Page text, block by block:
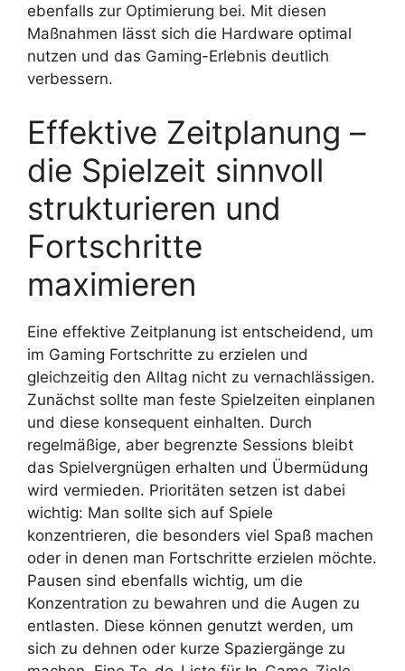
ebenfalls zur Optimierung bei. Mit diesen
Maßnahmen lässt sich die Hardware optimal
nutzen und das Gaming-Erlebnis deutlich
verbessern.
Effektive Zeitplanung –
die Spielzeit sinnvoll
strukturieren und
Fortschritte
maximieren
Eine effektive Zeitplanung ist entscheidend, um
im Gaming Fortschritte zu erzielen und
gleichzeitig den Alltag nicht zu vernachlässigen.
Zunächst sollte man feste Spielzeiten einplanen
und diese konsequent einhalten. Durch
regelmäßige, aber begrenzte Sessions bleibt
das Spielvergnügen erhalten und Übermüdung
wird vermieden. Prioritäten setzen ist dabei
wichtig: Man sollte sich auf Spiele
konzentrieren, die besonders viel Spaß machen
oder in denen man Fortschritte erzielen möchte.
Pausen sind ebenfalls wichtig, um die
Konzentration zu bewahren und die Augen zu
entlasten. Diese können genutzt werden, um
sich zu dehnen oder kurze Spaziergänge zu